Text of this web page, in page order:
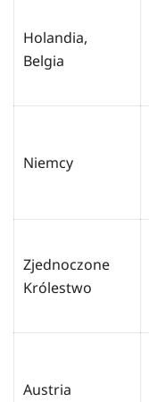
Holandia,
Belgia
Niemcy
Zjednoczone
Królestwo
Austria